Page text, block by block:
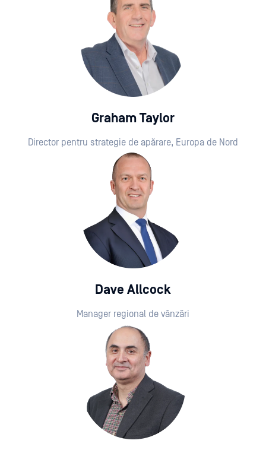
Graham Taylor
Director pentru strategie de apărare, Europa de Nord
Dave Allcock
Manager regional de vânzări